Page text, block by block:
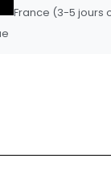
France (3-5 jours